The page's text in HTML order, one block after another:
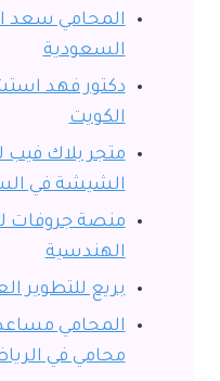
المحامي سعد
السعودية
دكتور فهد
الكويت
متجر بلاك
الشيشة في
منصة جروفات
الهندسية
بريع للتطوير
المحامي
محامي في